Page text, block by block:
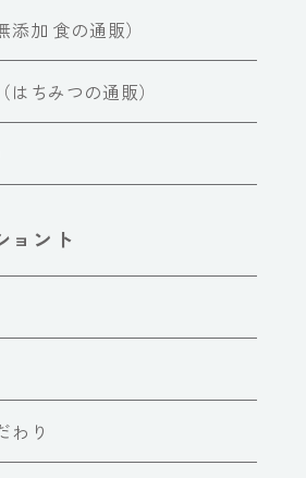
添加 食の通販）
はちみつの通販）
ョント
わり